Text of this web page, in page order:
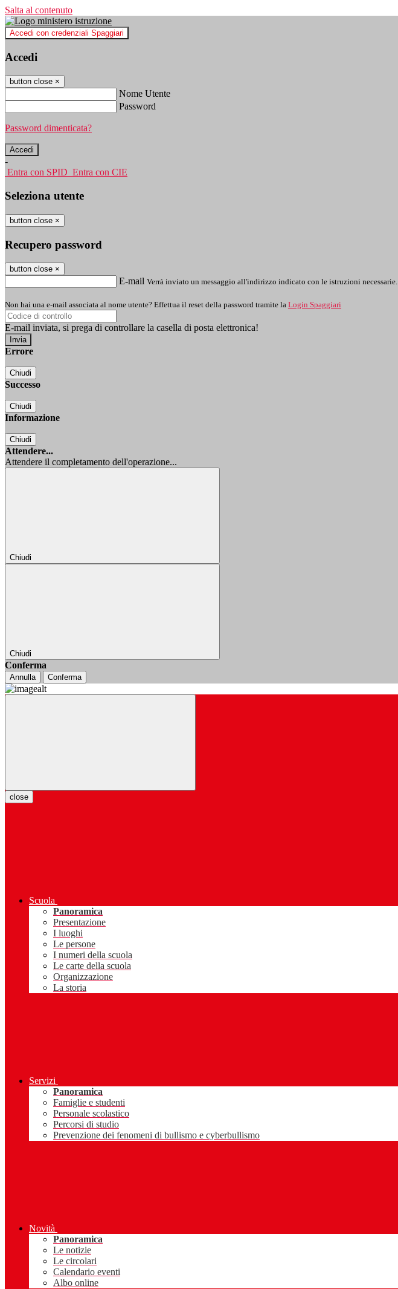
Salta al contenuto
Accedi con credenziali Spaggiari
Accedi
button close ×
Nome Utente
Password
Password dimenticata?
-
Entra con SPID Entra con CIE
Seleziona utente
button close ×
Recupero password
button close ×
E-mail Verrà inviato un messaggio all'indirizzo indicato con le istruzioni necessarie.
Non hai una e-mail associata al nome utente? Effettua il reset della password tramite la Login Spaggiari
E-mail inviata, si prega di controllare la casella di posta elettronica!
Errore
Chiudi
Successo
Chiudi
Informazione
Chiudi
Attendere...
Attendere il completamento dell'operazione...
Chiudi
Chiudi
Conferma
Annulla Conferma
close
Scuola
Panoramica
Presentazione
I luoghi
Le persone
I numeri della scuola
Le carte della scuola
Organizzazione
La storia
Servizi
Panoramica
Famiglie e studenti
Personale scolastico
Percorsi di studio
Prevenzione dei fenomeni di bullismo e cyberbullismo
Novità
Panoramica
Le notizie
Le circolari
Calendario eventi
Albo online